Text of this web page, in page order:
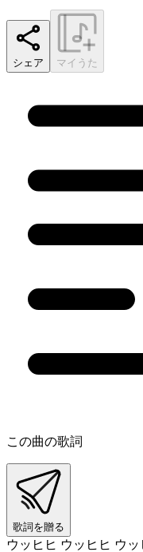
シェア マイうた
この曲の歌詞
歌詞を贈る
ウッヒヒ ウッヒヒ ウ